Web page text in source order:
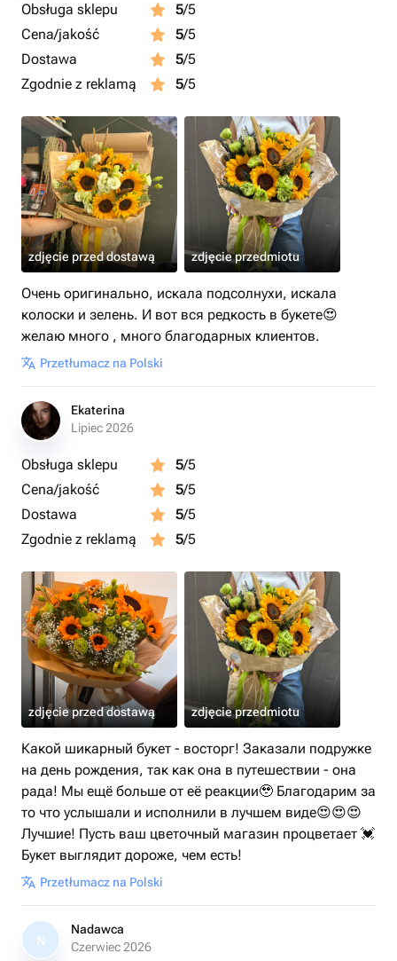
Obsługa sklepu 5/5
Cena/jakość
5/5
Dostawa
5/5
Zgodnie z reklamą
5/5
zdjęcie przed dostawą zdjęcie przedmiotu
Очень оригинально, искала подсолнухи, искала
колоски и зелень. И вот вся редкость в букете😍
желаю много , много благодарных клиентов.
Przetłumacz na Polski
Ekaterina
Lipiec 2026
Obsługa sklepu 5/5
Cena/jakość
5/5
Dostawa
5/5
Zgodnie z reklamą
5/5
zdjęcie przed dostawą zdjęcie przedmiotu
Какой шикарный букет - восторг! Заказали подружке
на день рождения, так как она в путешествии - она
рада! Мы ещё больше от её реакции🥹 Благодарим за
то что услышали и исполнили в лучшем виде😍😍😍
Лучшие! Пусть ваш цветочный магазин процветает 💓
Букет выглядит дороже, чем есть!
Przetłumacz na Polski
N
Nadawca
Czerwiec 2026